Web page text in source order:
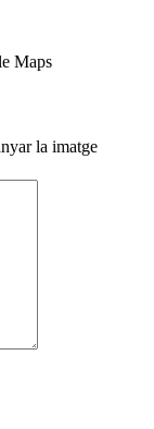
Maps
la imatge